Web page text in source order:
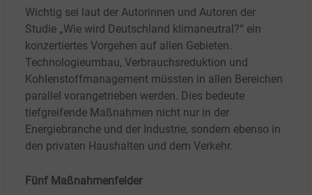
Wichtig sei laut der Autorinnen und Autoren der
Studie „Wie wird Deutschland klimaneutral?“ ein
konzertiertes Vorgehen auf allen Gebieten.
Technologieumbau, Verbrauchsreduktion und
Kohlenstoffmanagement müssten in allen Bereichen
parallel vorangetrieben werden. Dies bedeute
tiefgreifende Maßnahmen nicht nur in der
Energiebranche und der Industrie, sondern ebenso in
den privaten Haushalten und dem Verkehr.
Fünf Maßnahmenfelder